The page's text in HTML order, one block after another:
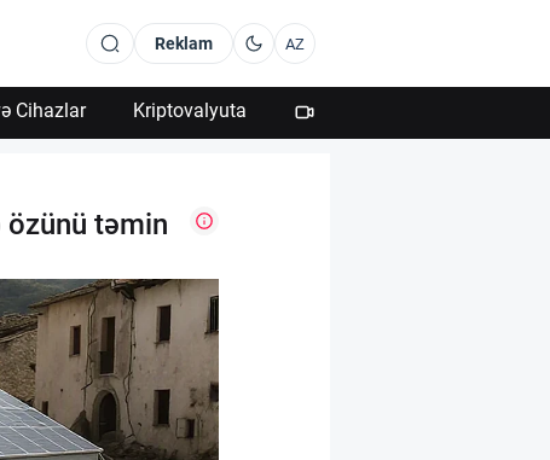
Reklam AZ
Cihazlar Kriptovalyuta
təmin